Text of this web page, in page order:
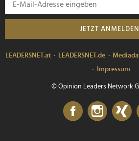
JETZT ANMELDEN
LEADERSNET.at LEADERSNET.de
Impressum
© Opinion Leaders Network